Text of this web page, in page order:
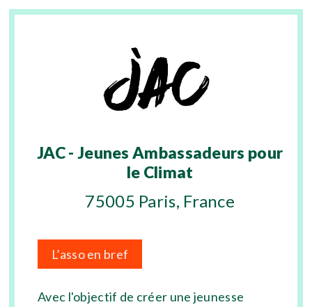
JAC - Jeunes Ambassadeurs pour
le Climat
75005 Paris, France
L’asso en bref
Avec l'objectif de créer une jeunesse